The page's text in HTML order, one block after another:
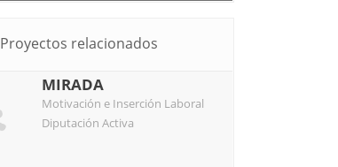
Proyectos relacionados
MIRADA
Motivación e Inserción Laboral
Diputación Activa